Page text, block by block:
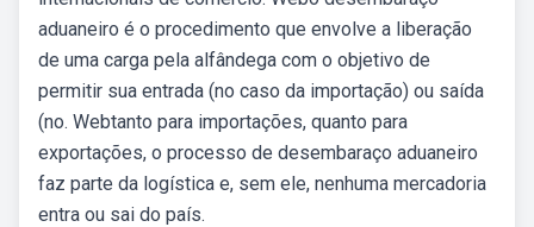
aduaneiro é o procedimento que envolve a liberação
de uma carga pela alfândega com o objetivo de
permitir sua entrada (no caso da importação) ou saída
(no. Webtanto para importações, quanto para
exportações, o processo de desembaraço aduaneiro
faz parte da logística e, sem ele, nenhuma mercadoria
entra ou sai do país.